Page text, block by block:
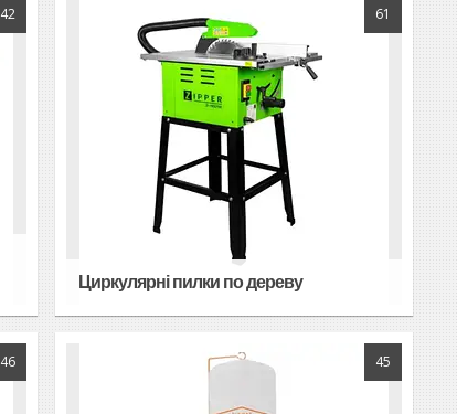
42 61
Циркулярні пилки по дереву
46 45